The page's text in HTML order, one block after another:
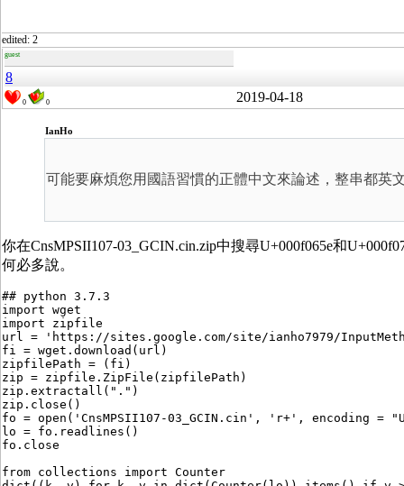
edited: 2
guest
8
0 0 2019-04-18
IanHo
可能要麻煩您用國語習慣的正體中文來論述，整串都英
你在CnsMPSII107-03_GCIN.cin.zip中搜尋U+000f065e和
何必多說。
## python 3.7.3
import wget
import zipfile
url = 'https://sites.google.com/site/ianho7979/
fi = wget.download(url)
zipfilePath = (fi)
zip = zipfile.ZipFile(zipfilePath)
zip.extractall(".")
zip.close()
fo = open('CnsMPSII107-03_GCIN.cin', 'r+', encoding =
lo = fo.readlines()
fo.close
from collections import Counter